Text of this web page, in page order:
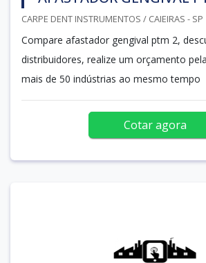
CARPE DENT INSTRUMENTOS / CAIEIRAS - SP
Compare afastador gengival ptm 2,
distribuidores, realize um orçamento
mais de 50 indústrias ao mesmo tempo
Cotar agora